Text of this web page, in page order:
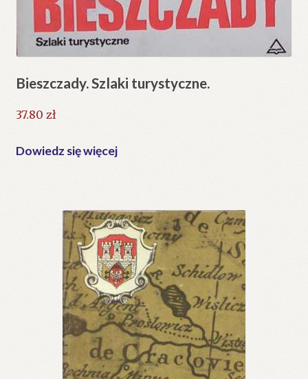
Bieszczady. Szlaki turystyczne.
37.80 zł
Dowiedz się więcej